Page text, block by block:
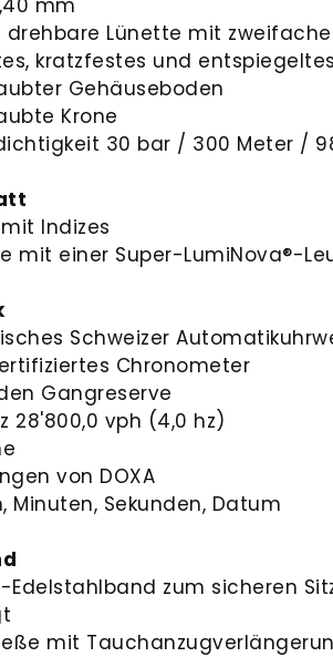
mm
drehbare Lünette mit
kratzfestes und
Gehäuseboden
Krone
30 bar / 300 Meter /
Indizes
mit einer Super-LumiNova®-
Schweizer
Chronometer
Gangreserve
28'800,0 vph (4,0 hz)
von DOXA
Minuten, Sekunden, Datum
Edelstahlband zum sicheren
mit